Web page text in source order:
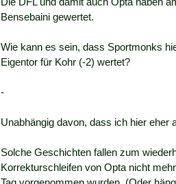
Bensebaini gewertet.
Wie kann es sein, dass Sportmonks
Eigentor für Kohr (-2) wertet?
-
Unabhängig davon, dass ich hier eher
Solche Geschichten fallen zum
Korrekturschleifen von Opta nicht